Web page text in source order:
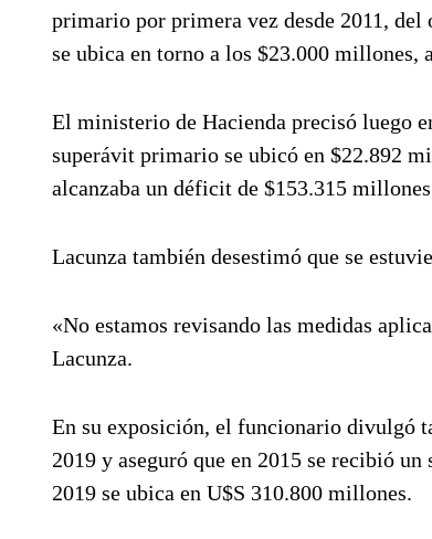
primario por primera vez desde 2011, del
se ubica en torno a los $23.000 millones,
El ministerio de Hacienda precisó luego
superávit primario se ubicó en $22.892
alcanzaba un déficit de $153.315
Lacunza también desestimó que se
«No estamos revisando las medidas
Lacunza.
En su exposición, el funcionario divulgó
2019 y aseguró que en 2015 se recibió
2019 se ubica en U$S 310.800 millones.